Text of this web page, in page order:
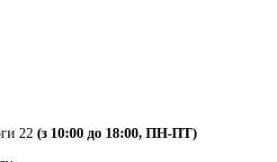
22 (з 10:00 до 18:00, ПН-ПТ)